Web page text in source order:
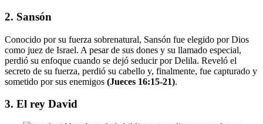
2. Sansón
Conocido por su fuerza sobrenatural, Sansón fue elegido por Dios
como juez de Israel. A pesar de sus dones y su llamado especial,
perdió su enfoque cuando se dejó seducir por Delila. Reveló el
secreto de su fuerza, perdió su cabello y, finalmente, fue capturado y
sometido por sus enemigos (Jueces 16:15-21).
3. El rey David